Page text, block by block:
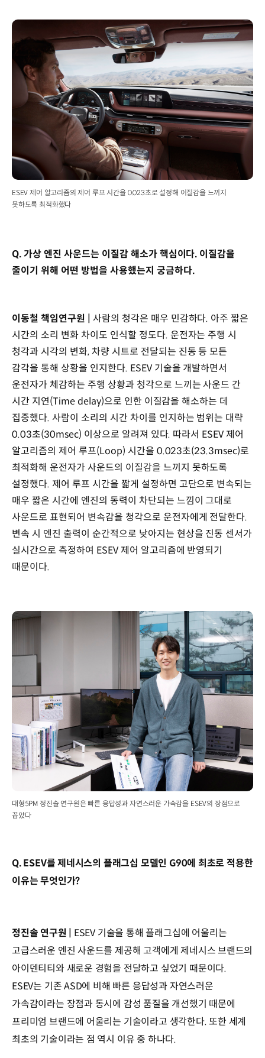
ESEV 제어 알고리즘의 제어 루프 시간을 0.023초로 설정해 이질감을 느끼지
못하도록 최적화했다
Q. 가상 엔진 사운드는 이질감 해소가 핵심이다. 이질감을
줄이기 위해 어떤 방법을 사용했는지 궁금하다.
이동철 책임연구원 |
사람의 청각은 매우 민감하다. 아주 짧은
시간의 소리 변화 차이도 인식할 정도다. 운전자는 주행 시
청각과 시각의 변화, 차량 시트로 전달되는 진동 등 모든
감각을 통해 상황을 인지한다. ESEV 기술을 개발하면서
운전자가 체감하는 주행 상황과 청각으로 느끼는 사운드 간
시간 지연(Time delay)으로 인한 이질감을 해소하는 데
집중했다. 사람이 소리의 시간 차이를 인지하는 범위는 대략
0.03초(30msec) 이상으로 알려져 있다. 따라서 ESEV 제어
알고리즘의 제어 루프(Loop) 시간을 0.023초(23.3msec)로
최적화해 운전자가 사운드의 이질감을 느끼지 못하도록
설정했다. 제어 루프 시간을 짧게 설정하면 고단으로 변속되는
매우 짧은 시간에 엔진의 동력이 차단되는 느낌이 그대로
사운드로 표현되어 변속감을 청각으로 운전자에게 전달한다.
변속 시 엔진 출력이 순간적으로 낮아지는 현상을 진동 센서가
실시간으로 측정하여 ESEV 제어 알고리즘에 반영되기
때문이다.
대형5PM 정진솔 연구원은 빠른 응답성과 자연스러운 가속감을 ESEV의 장점으로
꼽았다
Q. ESEV를 제네시스의 플래그십 모델인 G90에 최초로 적용한
이유는 무엇인가?
정진솔 연구원 | ESEV 기술을 통해 플래그십에 어울리는
고급스러운 엔진 사운드를 제공해 고객에게 제네시스 브랜드의
아이덴티티와 새로운 경험을 전달하고 싶었기 때문이다.
ESEV는 기존 ASD에 비해 빠른 응답성과 자연스러운
가속감이라는 장점과 동시에 감성 품질을 개선했기 때문에
프리미엄 브랜드에 어울리는 기술이라고 생각한다. 또한 세계
최초의 기술이라는 점 역시 이유 중 하나다.